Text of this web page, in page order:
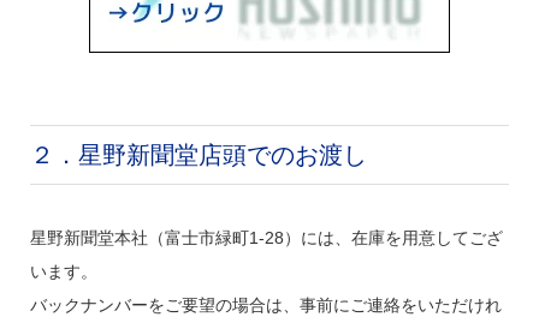
２．星野新聞堂店頭でのお渡し
星野新聞堂本社（富士市緑町1-28）には、在庫を用意してござ
います。
バックナンバーをご要望の場合は、事前にご連絡をいただけれ